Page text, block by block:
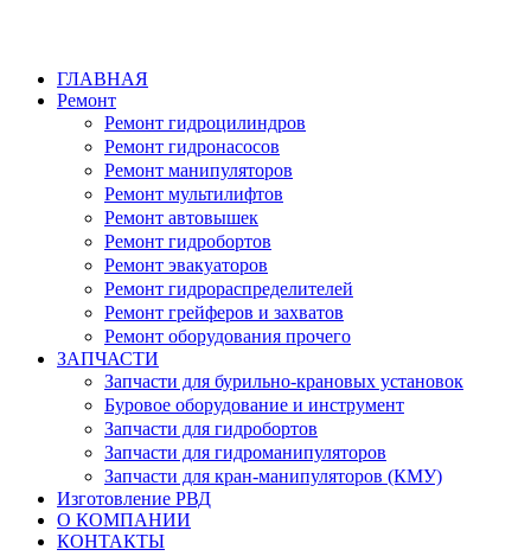
ГЛАВНАЯ
Ремонт
Ремонт гидроцилиндров
Ремонт гидронасосов
Ремонт манипуляторов
Ремонт мультилифтов
Ремонт автовышек
Ремонт гидробортов
Ремонт эвакуаторов
Ремонт гидрораспределителей
Ремонт грейферов и захватов
Ремонт оборудования прочего
ЗАПЧАСТИ
Запчасти для бурильно-крановых установок
Буровое оборудование и инструмент
Запчасти для гидробортов
Запчасти для гидроманипуляторов
Запчасти для кран-манипуляторов (КМУ)
Изготовление РВД
О КОМПАНИИ
КОНТАКТЫ